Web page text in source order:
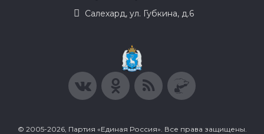
Салехард, ул. Губкина, д.6
© 2005-2026, Партия «Единая Россия». Все права защищены.